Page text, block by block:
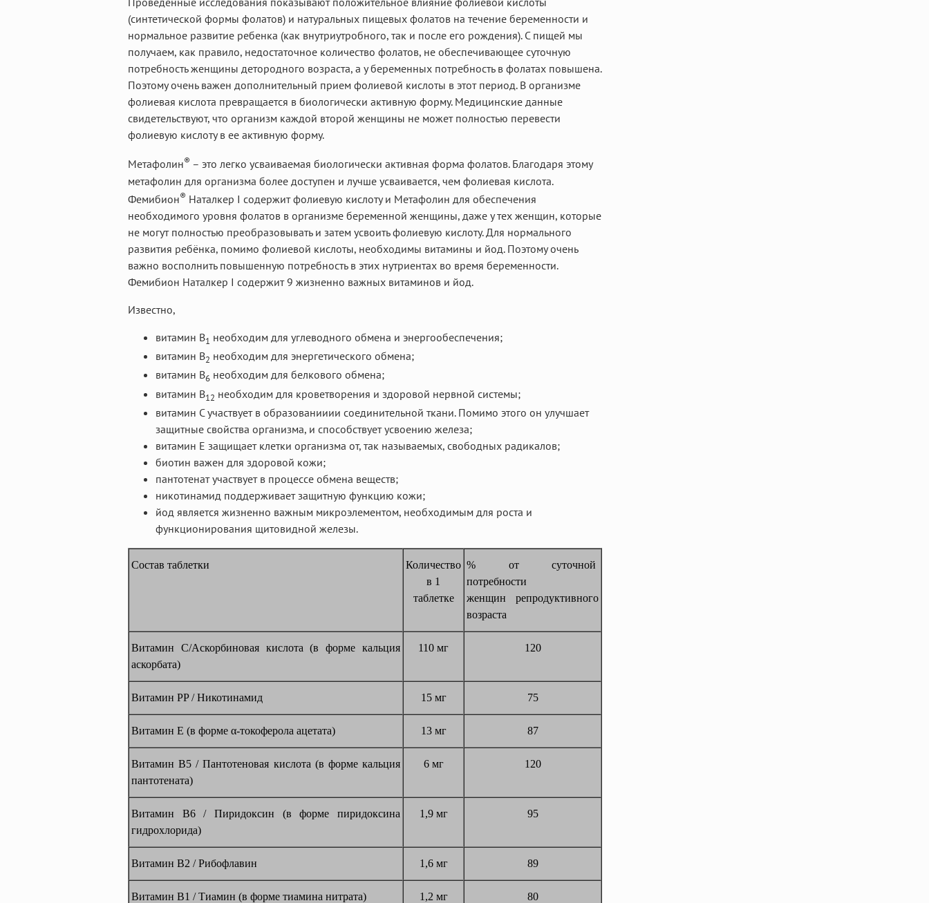
(синтетической формы фолатов) и натуральных пищевых фолатов на течение беременности и
нормальное развитие ребенка (как внутриутробного, так и после его рождения). С пищей мы
получаем, как правило, недостаточное количество фолатов, не обеспечивающее суточную
потребность женщины детородного возраста, а у беременных потребность в фолатах повышена.
Поэтому очень важен дополнительный прием фолиевой кислоты в этот период. В организме
фолиевая кислота превращается в биологически активную форму. Медицинские данные
свидетельствуют, что организм каждой второй женщины не может полностью перевести
фолиевую кислоту в ее активную форму.
Метафолин® – это легко усваиваемая биологически активная форма фолатов. Благодаря этому
метафолин для организма более доступен и лучше усваивается, чем фолиевая кислота.
Фемибион® Наталкер I содержит фолиевую кислоту и Метафолин для обеспечения
необходимого уровня фолатов в организме беременной женщины, даже у тех женщин, которые
не могут полностью преобразовывать и затем усвоить фолиевую кислоту. Для нормального
развития ребёнка, помимо фолиевой кислоты, необходимы витамины и йод. Поэтому очень
важно восполнить повышенную потребность в этих нутриентах во время беременности.
Фемибион Наталкер I содержит 9 жизненно важных витаминов и йод.
Известно,
витамин В1 необходим для углеводного обмена и энергообеспечения;
витамин В2 необходим для энергетического обмена;
витамин В6 необходим для белкового обмена;
витамин В12 необходим для кроветворения и здоровой нервной системы;
витамин С участвует в образованииии соединительной ткани. Помимо этого он улучшает
защитные свойства организма, и способствует усвоению железа;
витамин Е защищает клетки организма от, так называемых, свободных радикалов;
биотин важен для здоровой кожи;
пантотенат участвует в процессе обмена веществ;
никотинамид поддерживает защитную функцию кожи;
йод является жизненно важным микроэлементом, необходимым для роста и
функционирования щитовидной железы.
Состав таблетки
Количество
в 1
таблетке
% от суточной
потребности
женщин репродуктивного
возраста
Витамин С/Аскорбиновая кислота (в форме кальция
аскорбата)
110 мг 120
Витамин PP / Никотинамид 15 мг 75
Витамин E (в форме α-токоферола ацетата) 13 мг 87
Витамин В5 / Пантотеновая кислота (в форме кальция
пантотената)
6 мг 120
Витамин В6 / Пиридоксин (в форме пиридоксина
гидрохлорида)
1,9 мг 95
Витамин В2 / Рибофлавин 1,6 мг 89
Витамин В1 / Тиамин (в форме тиамина нитрата) 1,2 мг 80